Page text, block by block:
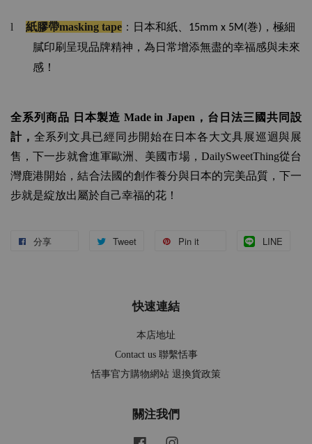
l 紙膠帶masking tape ： 日本和紙、 15mm x 5M(巻) ，極細
膩印刷呈現品牌精神，為日常增添無盡的幸福感與未來
感！
全系列商品 日本製造 Made in Japen， 台日法三國共同設
計， 全系列文具已經同步開始在日本各大文具展巡迴與展
售，下一步就會進軍歐洲、美國市場， DailySweetThing從台
灣鹿港開始，結合法國的創作養分與日本的完美品質，下一
步就是綻放出屬於自己幸福的花！
分享 Tweet Pin it LINE
快速連結
本店地址
Contact us 聯繫恬事
恬事官方購物網站 退換貨政策
關注我們